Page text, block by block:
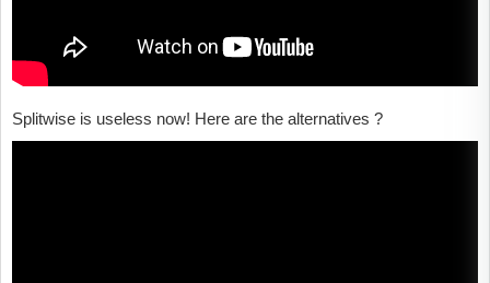
Splitwise is useless now! Here are the alternatives ?